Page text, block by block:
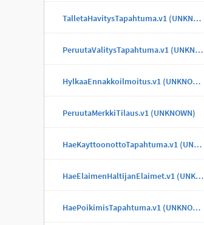
TalletaHavitysTapahtuma.v1 (UNKNOWN)
PeruutaValitysTapahtuma.v1 (UNKNOWN)
HylkaaEnnakkoilmoitus.v1 (UNKNOWN)
PeruutaMerkkiTilaus.v1 (UNKNOWN)
HaeKayttoonottoTapahtuma.v1 (UNKNOWN)
HaeElaimenHaltijanElaimet.v1 (UNKNOWN)
HaePoikimisTapahtuma.v1 (UNKNOWN)